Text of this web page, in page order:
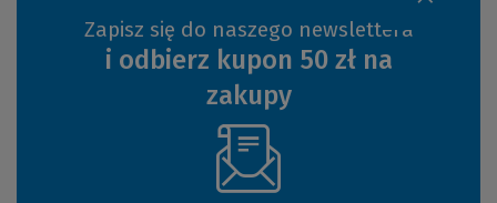
Zapisz się do naszego newslettera
i odbierz kupon 50 zł na
zakupy
(Nowe
okno)